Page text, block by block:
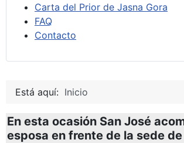
Carta del Prior de Jasna Gora
FAQ
Contacto
Está aquí: Inicio
En esta ocasión San José
esposa en frente de la sede